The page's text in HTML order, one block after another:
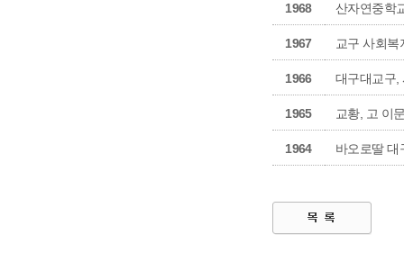
1968 산자연중학
1967 교구 사회복
1966 대구대교구,
1965 교황, 고 이
1964 바오로딸 대